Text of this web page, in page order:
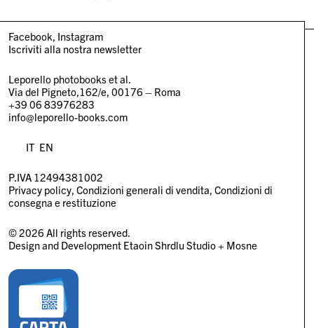
Facebook Instagram
Iscriviti alla nostra newsletter
Leporello photobooks et al.
Via del Pigneto,162/e, 00176 – Roma
+39 06 83976283
info@leporello-books.com
IT EN
P.IVA 12494381002
Privacy policy Condizioni generali di vendita Condizioni di
consegna e restituzione
© 2026 All rights reserved.
Design and Development Etaoin Shrdlu Studio+ Mosne